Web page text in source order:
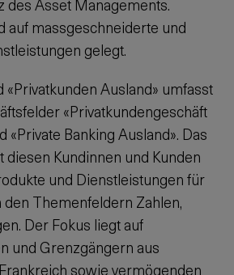
des Asset Managements.
auf massgeschneiderte und
gelegt.
«Privatkunden Ausland» umfasst
«Privatkundengeschäft
«Private Banking Ausland». Das
Kundinnen und Kunden
und Dienstleistungen für
Themenfeldern Zahlen,
Der Fokus liegt auf
und Grenzgängern aus
sowie vermögenden